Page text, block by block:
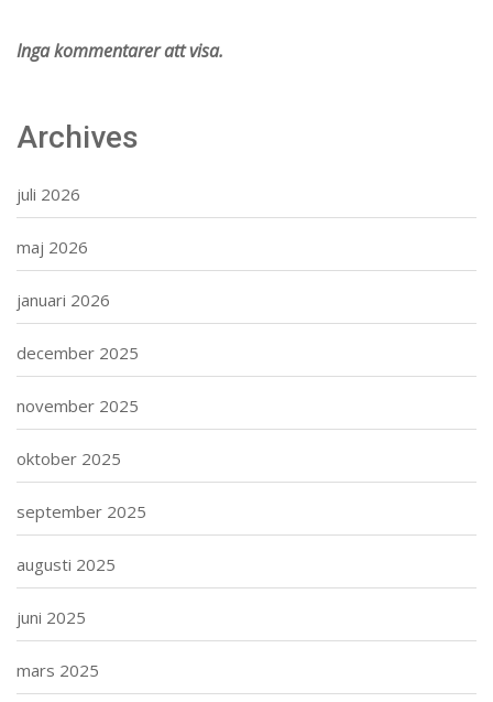
Inga kommentarer att visa.
Archives
juli 2026
maj 2026
januari 2026
december 2025
november 2025
oktober 2025
september 2025
augusti 2025
juni 2025
mars 2025